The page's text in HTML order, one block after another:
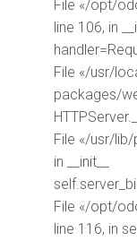
File «/opt/
line 106, in
File «/usr/
packages/
File «/usr/
in __init__
File «/opt/
line 116, in